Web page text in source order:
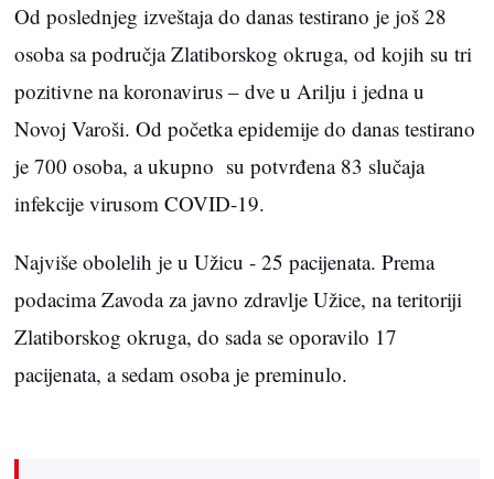
Od poslednjeg izveštaja do danas testirano je još 28
osoba sa područja Zlatiborskog okruga, od kojih su tri
pozitivne na koronavirus – dve u Arilju i jedna u
Novoj Varoši. Od početka epidemije do danas testirano
je 700 osoba, a ukupno su potvrđena 83 slučaja
infekcije virusom COVID-19.
Najviše obolelih je u Užicu - 25 pacijenata. Prema
podacima Zavoda za javno zdravlje Užice, na teritoriji
Zlatiborskog okruga, do sada se oporavilo 17
pacijenata, a sedam osoba je preminulo.